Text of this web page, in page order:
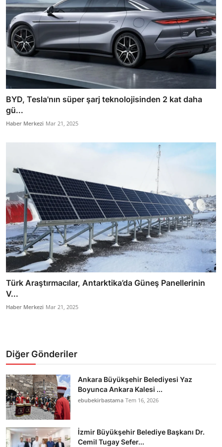
BYD, Tesla'nın süper şarj teknolojisinden 2 kat daha
gü...
Haber Merkezi Mar 21, 2025
Türk Araştırmacılar, Antarktika’da Güneş Panellerinin
V...
Haber Merkezi Mar 21, 2025
Diğer Gönderiler
Ankara Büyükşehir Belediyesi Yaz
Boyunca Ankara Kalesi ...
ebubekirbastama Tem 16, 2026
İzmir Büyükşehir Belediye Başkanı Dr.
Cemil Tugay Sefer...